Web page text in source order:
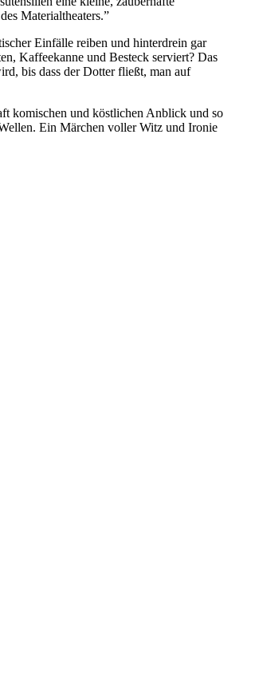
Materialtheaters.”
Einfälle reiben und hinterdrein gar
Kaffeekanne und Besteck serviert? Das
bis dass der Dotter fließt, man auf
komischen und köstlichen Anblick und so
Ein Märchen voller Witz und Ironie